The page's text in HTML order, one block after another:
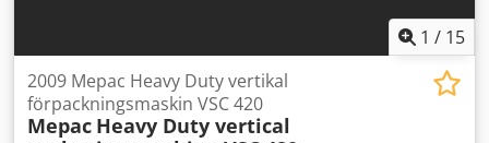
utbildning och årliga serviceavtal finns tillgängliga på
begäran mot extra kostnad. Installation och utbildning
utförs alltid av vårt högkvalificerade serviceteam på tre
platser i Europa: Nederländerna, Tyskland, Rumänien.
1 / 15
2009 Mepac Heavy Duty vertikal
förpackningsmaskin VSC 420
Mepac Heavy Duty vertical